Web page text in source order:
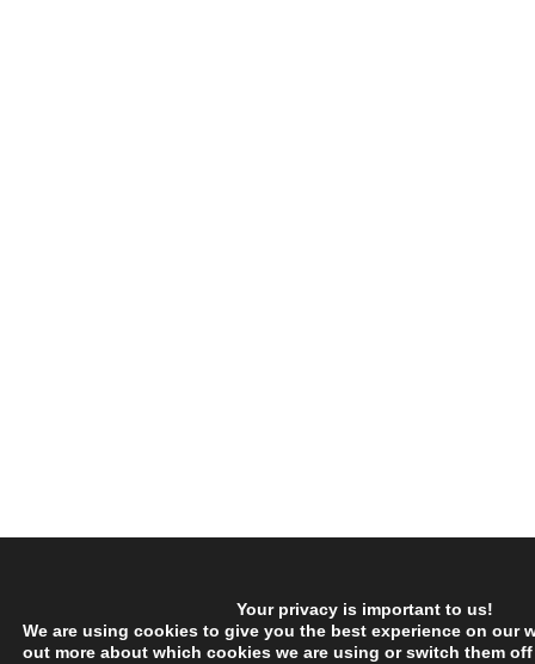
Your privacy is important to us!
We are using cookies to give you the best experience on our
out more about which cookies we are using or switch them